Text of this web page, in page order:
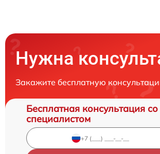
Нужна
Закажите бесплатную
Бесплатная консультация со
специалистом